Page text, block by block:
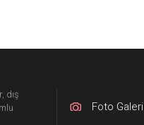
dış
Foto Galeri